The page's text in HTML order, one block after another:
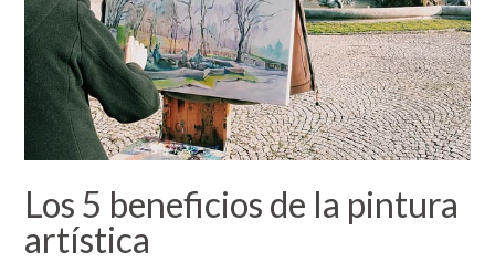
Los 5 beneficios de la pintura
artística